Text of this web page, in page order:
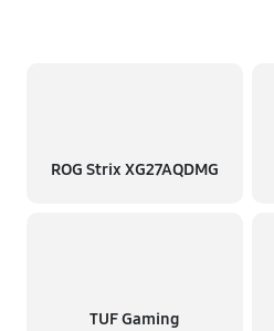
ROG Strix XG27AQDMG
TUF Gaming